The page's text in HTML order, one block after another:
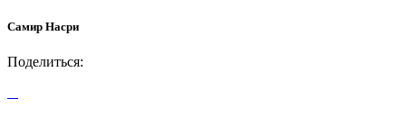
Самир Насри
Поделиться: